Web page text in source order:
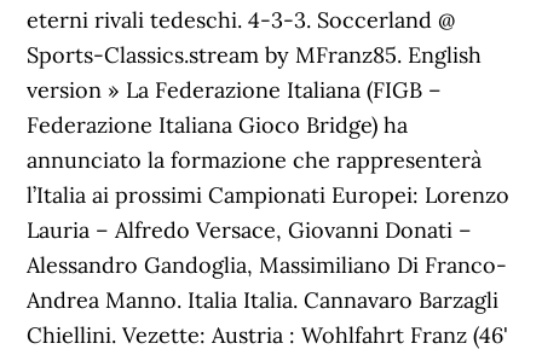
eterni rivali tedeschi. 4-3-3. Soccerland @
Sports-Classics.stream by MFranz85. English
version » La Federazione Italiana (FIGB –
Federazione Italiana Gioco Bridge) ha
annunciato la formazione che rappresenterà
l’Italia ai prossimi Campionati Europei: Lorenzo
Lauria – Alfredo Versace, Giovanni Donati –
Alessandro Gandoglia, Massimiliano Di Franco-
Andrea Manno. Italia Italia. Cannavaro Barzagli
Chiellini. Vezette: Austria : Wohlfahrt Franz (46'